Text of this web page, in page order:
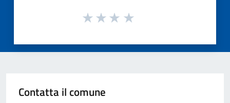
Contatta il comune